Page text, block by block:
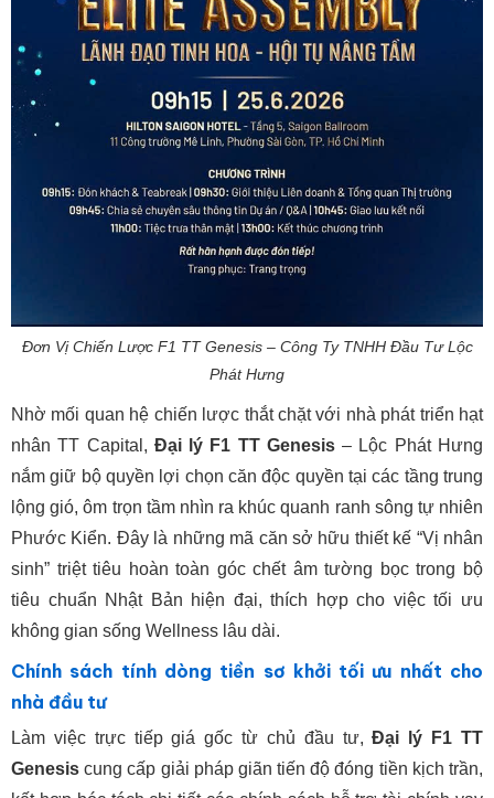
Đơn Vị Chiến Lược F1 TT Genesis – Công Ty TNHH Đầu Tư Lộc
Phát Hưng
Nhờ mối quan hệ chiến lược thắt chặt với nhà phát triển hạt
nhân TT Capital, Đại lý F1 TT Genesis– Lộc Phát Hưng
nắm giữ bộ quyền lợi chọn căn độc quyền tại các tầng trung
lộng gió, ôm trọn tầm nhìn ra khúc quanh ranh sông tự nhiên
Phước Kiển. Đây là những mã căn sở hữu thiết kế “Vị nhân
sinh” triệt tiêu hoàn toàn góc chết âm tường bọc trong bộ
tiêu chuẩn Nhật Bản hiện đại, thích hợp cho việc tối ưu
không gian sống Wellness lâu dài.
Chính sách tính dòng tiền sơ khởi tối ưu nhất cho
nhà đầu tư
Làm việc trực tiếp giá gốc từ chủ đầu tư,Đại lý F1 TT
Genesis cung cấp giải pháp giãn tiến độ đóng tiền kịch trần,